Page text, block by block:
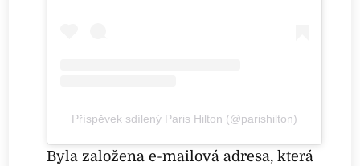
Příspěvek sdílený Paris Hilton (@parishilton)
Byla založena e-mailová adresa, která